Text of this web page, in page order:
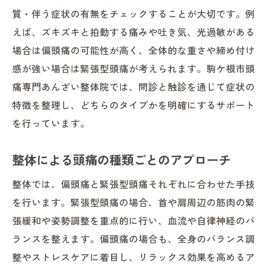
質・伴う症状の有無をチェックすることが大切です。例
えば、ズキズキと拍動する痛みや吐き気、光過敏がある
場合は偏頭痛の可能性が高く、全体的な重さや締め付け
感が強い場合は緊張型頭痛が考えられます。駒ケ根市頭
痛専門あんざい整体院では、問診と触診を通じて症状の
特徴を整理し、どちらのタイプかを明確にするサポート
を行っています。
整体による頭痛の種類ごとのアプローチ
整体では、偏頭痛と緊張型頭痛それぞれに合わせた手技
を行います。緊張型頭痛の場合、首や肩周辺の筋肉の緊
張緩和や姿勢調整を重点的に行い、血流や自律神経のバ
ランスを整えます。偏頭痛の場合も、全身のバランス調
整やストレスケアに着目し、リラックス効果を高めるア